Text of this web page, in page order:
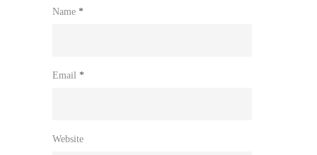
Name *
Email *
Website